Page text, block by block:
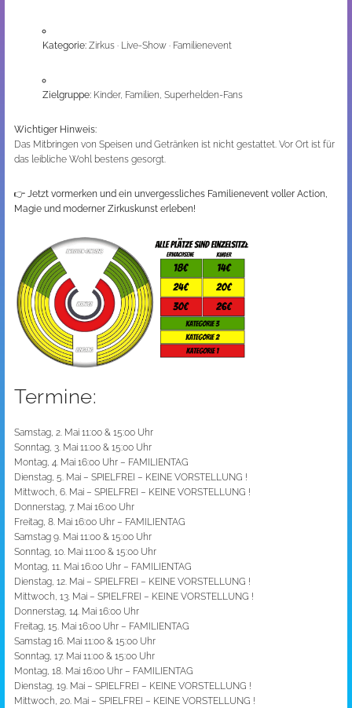
Kategorie:Zirkus · Live-Show · Familienevent
Zielgruppe:Kinder, Familien, Superhelden-Fans
Wichtiger Hinweis:
Das Mitbringen von Speisen und Getränken ist nicht gestattet. Vor Ort ist für
das leibliche Wohl bestens gesorgt.
👉 Jetzt vormerken und ein unvergessliches Familienevent voller Action,
Magie und moderner Zirkuskunst erleben!
Termine:
Samstag, 2. Mai 11:00 & 15:00 Uhr
Sonntag, 3. Mai 11:00 & 15:00 Uhr
Montag, 4. Mai 16:00 Uhr – FAMILIENTAG
Dienstag, 5. Mai – SPIELFREI – KEINE VORSTELLUNG !
Mittwoch, 6. Mai – SPIELFREI – KEINE VORSTELLUNG !
Donnerstag, 7. Mai 16:00 Uhr
Freitag, 8. Mai 16:00 Uhr – FAMILIENTAG
Samstag 9. Mai 11:00 & 15:00 Uhr
Sonntag, 10. Mai 11:00 & 15:00 Uhr
Montag, 11. Mai 16:00 Uhr – FAMILIENTAG
Dienstag, 12. Mai – SPIELFREI – KEINE VORSTELLUNG !
Mittwoch, 13. Mai – SPIELFREI – KEINE VORSTELLUNG !
Donnerstag, 14. Mai 16:00 Uhr
Freitag, 15. Mai 16:00 Uhr – FAMILIENTAG
Samstag 16. Mai 11:00 & 15:00 Uhr
Sonntag, 17. Mai 11:00 & 15:00 Uhr
Montag, 18. Mai 16:00 Uhr – FAMILIENTAG
Dienstag, 19. Mai – SPIELFREI – KEINE VORSTELLUNG !
Mittwoch, 20. Mai – SPIELFREI – KEINE VORSTELLUNG !